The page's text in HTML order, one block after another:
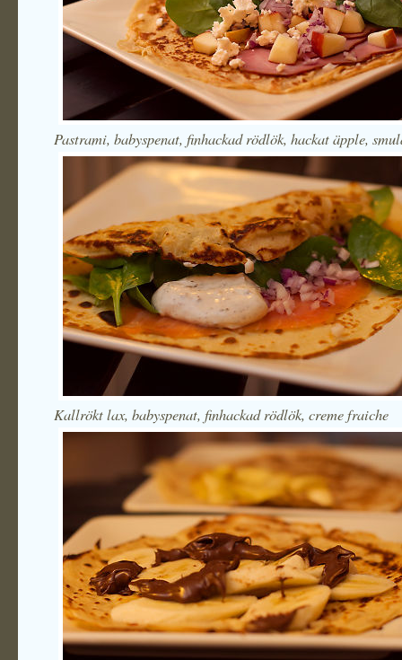
Pastrami, babyspenat, finhackad rödlök, hackat äpple,
Kallrökt lax, babyspenat, finhackad rödlök, creme fraiche